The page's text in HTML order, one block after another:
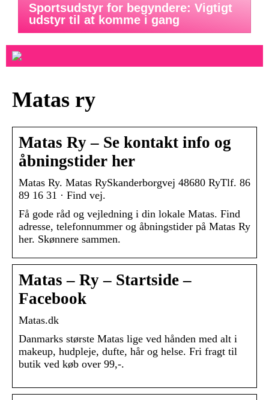
Sportsudstyr for begyndere: Vigtigt
udstyr til at komme i gang
Matas ry
Matas Ry – Se kontakt info og
åbningstider her
Matas Ry. Matas RySkanderborgvej 48680 RyTlf. 86
89 16 31 · Find vej.
Få gode råd og vejledning i din lokale Matas. Find
adresse, telefonnummer og åbningstider på Matas Ry
her. Skønnere sammen.
Matas – Ry – Startside –
Facebook
Matas.dk
Danmarks største Matas lige ved hånden med alt i
makeup, hudpleje, dufte, hår og helse. Fri fragt til
butik ved køb over 99,-.